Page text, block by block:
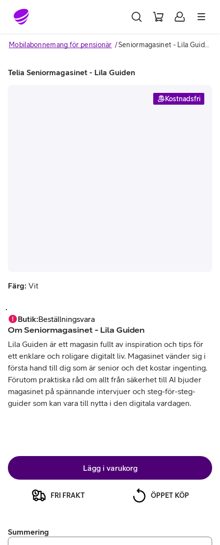
Gå till sidans innehåll
Mobilabonnemang för pensionär
Telia Seniormagasinet - Lila Guiden
Kostnadsfri
Färg: Vit
Butik:Beställningsvara
Om Seniormagasinet - Lila Guiden
Lila Guiden är ett magasin fullt av inspiration och tips för
ett enklare och roligare digitalt liv. Magasinet vänder sig i
första hand till dig som är senior och det kostar ingenting.
Förutom praktiska råd om allt från säkerhet till AI bjuder
magasinet på spännande intervjuer och steg-för-steg-
guider som kan vara till nytta i den digitala vardagen.
Lägg i varukorg
FRI FRAKT ÖPPET KÖP
Summering